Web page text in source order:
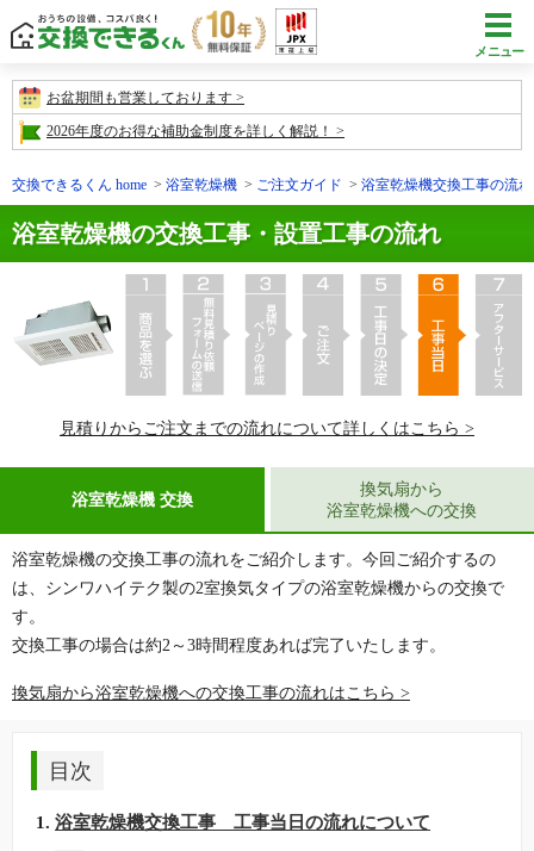
メニュー
お盆期間も営業しております
2026年度のお得な補助金制度を詳しく解説！
交換できるくん home 浴室乾燥機 ご注文ガイド 浴室乾燥機交換工事の流れ
浴室乾燥機の交換工事・設置工事の流れ
見積りからご注文までの流れについて詳しくはこちら >
浴室乾燥機 交換
換気扇から
浴室乾燥機への交換
浴室乾燥機の交換工事の流れをご紹介します。今回ご紹介するの
は、シンワハイテク製の2室換気タイプの浴室乾燥機からの交換で
す。
交換工事の場合は約2～3時間程度あれば完了いたします。
換気扇から浴室乾燥機への交換工事の流れはこちら >
目次
浴室乾燥機交換工事 工事当日の流れについて